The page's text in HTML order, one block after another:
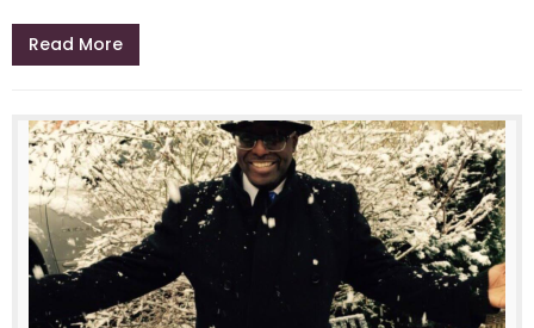
Read More